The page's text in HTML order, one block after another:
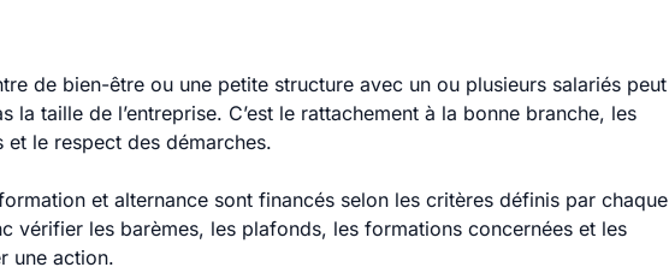
de bien-être ou une petite structure avec un ou plusieurs salariés peut
la taille de l’entreprise. C’est le rattachement à la bonne branche, les
le respect des démarches.
et alternance sont financés selon les critères définis par chaque
vérifier les barèmes, les plafonds, les formations concernées et les
une action.